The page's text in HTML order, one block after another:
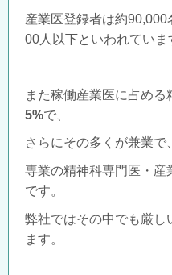
産業医登録者は約90,000
00人 以下といわれていま
また稼働産業医に占め
5%で、
さらにその多くが兼業で
専業の精神科専門医・産
です。
弊社ではその中でも厳し
ます。